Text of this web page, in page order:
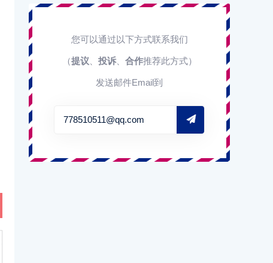
您可以通过以下方式联系我们
（提议 投诉、 合作推荐此方式）
发送邮件Email到
778510511@qq.com